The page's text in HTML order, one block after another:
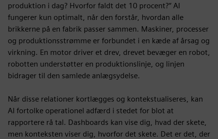
produktion i dag? Hvorfor faldt det 10 procent?“ AI
fungerer kun optimalt, når den forstår, hvordan alle
brikkerne på en fabrik passer sammen. Maskiner, processer
og produktionsstrømme er forbundet i en kæde af årsag og
virkning. En motor driver et drev, drevet bevæger en robot,
robotten understøtter en produktionslinje, og linjen
bidrager til den samlede anlægsydelse.
Når disse relationer kortlægges og kontekstualiseres, kan
AI fortolke operationel adfærd i stedet for blot at
rapportere rå tal. Dashboards kan vise dig, hvad der skete,
men konteksten viser dig, hvorfor det skete. Det er det, der